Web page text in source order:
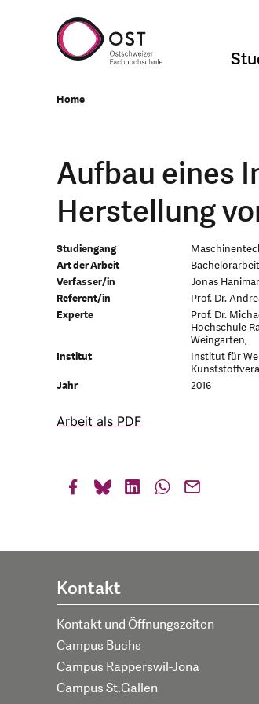
Home
Aufbau eines
Herstellung
Studiengang
Art der Arbeit
Bachelorarbeit
Verfasser/in
Jonas
Referent/in
Prof. Dr.
Experte
Prof. Dr.
Hochschule
Weingarten,
Institut
Institut für
Jahr
2016
Arbeit als PDF
Kontakt
Kontakt und Öffnungszeiten
Campus Buchs
Campus Rapperswil-Jona
Campus St.Gallen